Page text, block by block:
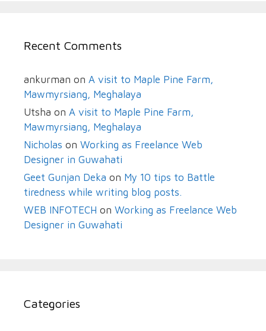
Recent Comments
ankurman on A visit to Maple Pine Farm,
Mawmyrsiang, Meghalaya
Utsha on A visit to Maple Pine Farm,
Mawmyrsiang, Meghalaya
Nicholas on Working as Freelance Web
Designer in Guwahati
Geet Gunjan Deka on My 10 tips to Battle
tiredness while writing blog posts.
WEB INFOTECH on Working as Freelance Web
Designer in Guwahati
Categories